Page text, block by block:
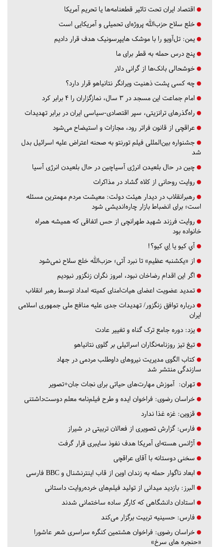
اقتصاد ایران تحت تاثیر قطعنامه‌ها یا تحریم‌ آمریکا
خلع سلاح حزب‌الله پروژه‌ای تحمیلی و آمریکایی است
یمن: تل‌آویو را با موشک هایپرسونیک هدف قرار دادیم
پنج درس‌ حمله به قطر برای ما
خوشحالی بانک‌ها از گرانی دلار
چه کسی پشت ذهنیت ویرانگر نتانیاهو قرار دارد؟
امام جماعت این مسجد در ۳ سال، نمازگزاران را ۴ برابر کرد
راه‌گذرهای ترانزیتی، سپر اقتصادی-سیاسی ایران در برابر تهدیدات
عراقچی از قانون فراتر رود، مجازات و استیضاح می‌شود
جشنواره بین‌المللی فیلم تورنتو به صحنه اعتراض علیه اسرائیل بدل
شد
چین در حال بلعیدن انرژی آسیاچین در حال بلعیدن انرژی آسیا
روایت روحانی از کلاه گشاد در مذاکرات
رهبرانقلاب در دیدار هیئت دولت: معیشت مردم مهمترین مسئله
است؛ برای انضباط بازار چاره‌اندیشی شود
روایت فرزند شهید طهرانچی از حس اتفاقی که همیشه همراه
خانواده بود
آي كيو يا اِي كيو؟!
از «یکشنبه عظیم» تا نبرد آتی؛ حزب‌الله خلع سلاح نمی‌شود
اگر این اقدام رضاخان نبود، امروز نگران زنگزور نبودیم
تمدید عضویت اعضای هیات‌امنای کمیته امداد توسط رهبر انقلاب
درباره توافق زنگزور/ تهدیدات جدی علیه منافع ملی جمهوری اسلامی
ایران
یزد: دوره جامع ترک گناه و تغییر عادت
تیغ تیز روزنامه‌نگاران اسرائیلی بر گلوی نتانیاهو
کتاب الگوی مدیریت نیروهای داوطلب مردمی در جهاد
سازندگی منتشر شد
تهران: آموزش مهارت‌های حیاتی برای نجات جان+تصویر
خراسان رضوی: فراخوان ایده و طرح فیلم‌نامه معلم دوست‌داشتنی
قزوین: غزه غذا ندارد
فارس: گزارش تصویری از فعالان تربیتی در شیراز
آژانس هسته‌ای آمریکا هدف نفوذ سایبری قرار گرفت
سخنی دوستانه با آقای عراقچی
ابعاد ناگوار حمله به زندان اوین از قاب اینترنشنال و BBC فارسی
البرز: بازدید میدانی از تولید فیلم‌های خرده‌روایت داستانی
استادان دانشگاهی که کارگر ساده ساختمانی شدند
فارس: حسینیه تربیت برگزار می‌کند
خراسان رضوی: فراخوان هشتمین کنگره سراسری شعر عاشورا
«حنجره های سرخ»